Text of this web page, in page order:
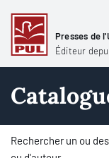
Presses de
Éditeur
Rechercher un ou